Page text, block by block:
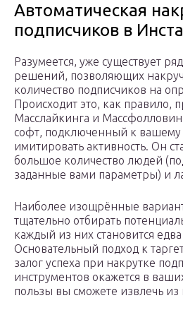
Автоматическая
подписчиков в
Разумеется, уже существует
решений, позволяющих
количество подписчиков на
Происходит это, как правило,
Масслайкинга и
софт, подключенный к вашему
имитировать активность. Он
большое количество людей
заданные вами параметры) и
Наиболее изощрённые
тщательно отбирать
каждый из них становится
Основательный подход к
залог успеха при накрутке
инструментов окажется в
пользы вы сможете извлечь из